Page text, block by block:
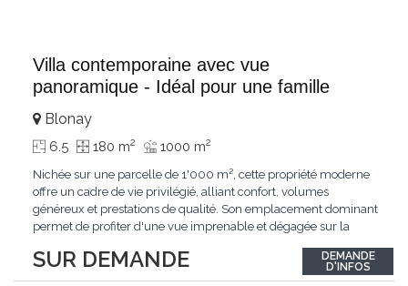
Villa contemporaine avec vue
panoramique - Idéal pour une famille
SUR DEMANDE
Blonay
6.5 180 m2 1000 m2
Nichée sur une parcelle de 1'000 m², cette propriété moderne
offre un cadre de vie privilégié, alliant confort, volumes
généreux et prestations de qualité. Son emplacement dominant
permet de profiter d'une vue imprenable et dégagée sur la
excavé, cette villa propose une surface habitable utile de plus
de 260 m², soigneusement...
DEMANDE
D'INFOS